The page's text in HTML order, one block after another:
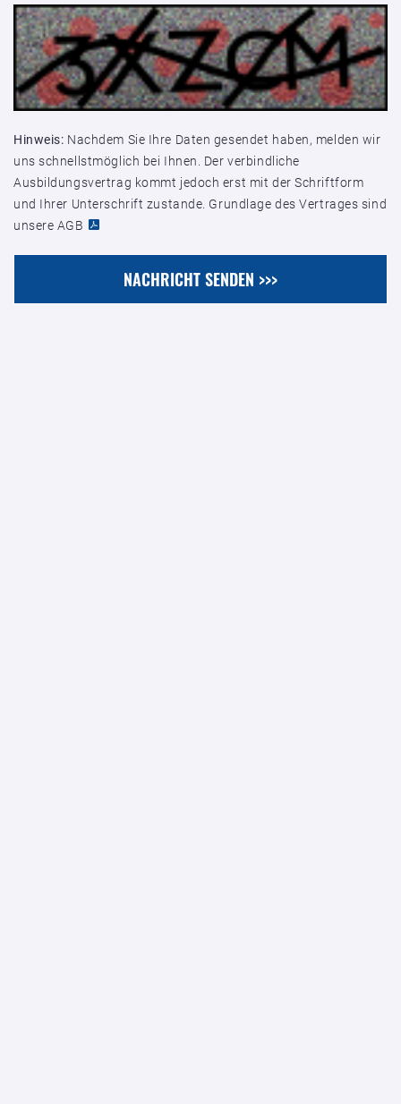
Hinweis: Nachdem Sie Ihre Daten gesendet haben, melden wir
uns schnellstmöglich bei Ihnen. Der verbindliche
Ausbildungsvertrag kommt jedoch erst mit der Schriftform
und Ihrer Unterschrift zustande. Grundlage des Vertrages sind
unsere AGB
NACHRICHT SENDEN >>>